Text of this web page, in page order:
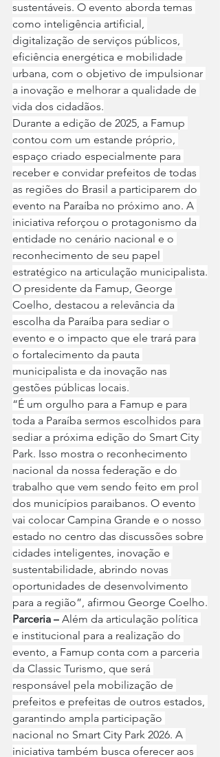
sustentáveis. O evento aborda temas
como inteligência artificial,
digitalização de serviços públicos,
eficiência energética e mobilidade
urbana, com o objetivo de impulsionar
a inovação e melhorar a qualidade de
vida dos cidadãos.
Durante a edição de 2025, a Famup
contou com um estande próprio,
espaço criado especialmente para
receber e convidar prefeitos de todas
as regiões do Brasil a participarem do
evento na Paraíba no próximo ano. A
iniciativa reforçou o protagonismo da
entidade no cenário nacional e o
reconhecimento de seu papel
estratégico na articulação municipalista.
O presidente da Famup, George
Coelho, destacou a relevância da
escolha da Paraíba para sediar o
evento e o impacto que ele trará para
o fortalecimento da pauta
municipalista e da inovação nas
gestões públicas locais.
“É um orgulho para a Famup e para
toda a Paraíba sermos escolhidos para
sediar a próxima edição do Smart City
Park. Isso mostra o reconhecimento
nacional da nossa federação e do
trabalho que vem sendo feito em prol
dos municípios paraibanos. O evento
vai colocar Campina Grande e o nosso
estado no centro das discussões sobre
cidades inteligentes, inovação e
sustentabilidade, abrindo novas
oportunidades de desenvolvimento
para a região”, afirmou George Coelho.
Parceria – Além da articulação política
e institucional para a realização do
evento, a Famup conta com a parceria
da Classic Turismo, que será
responsável pela mobilização de
prefeitos e prefeitas de outros estados,
garantindo ampla participação
nacional no Smart City Park 2026. A
iniciativa também busca oferecer aos